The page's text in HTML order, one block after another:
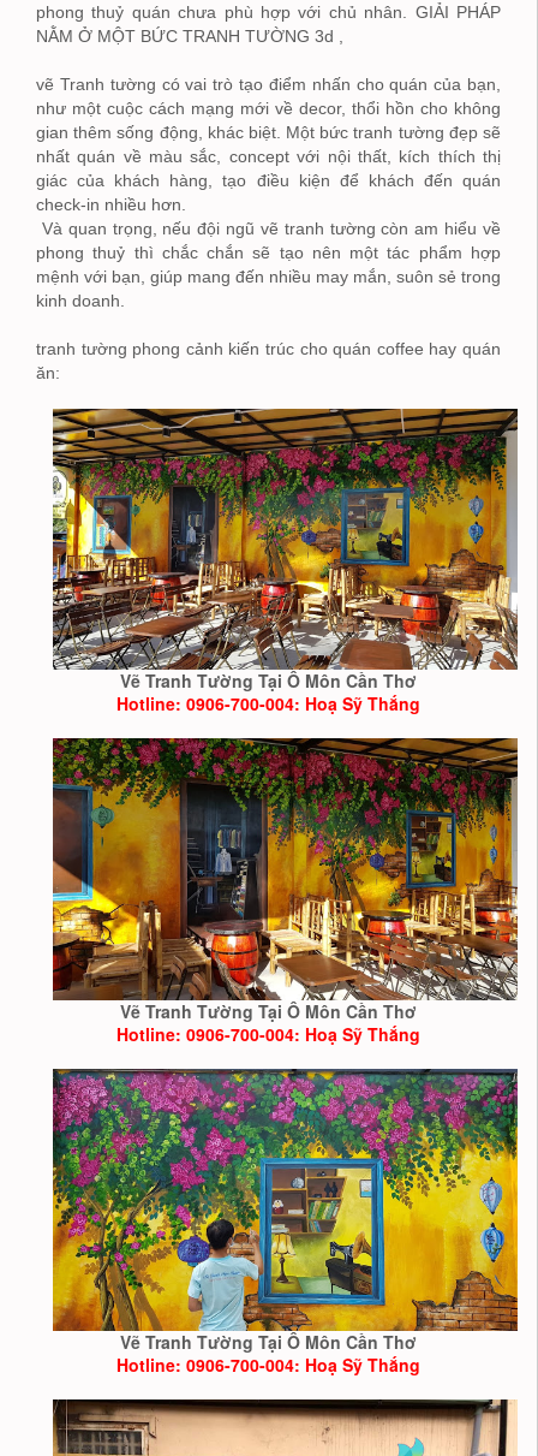
phong thuỷ quán chưa phù hợp với chủ nhân. GIẢI PHÁP
NẰM Ở MỘT BỨC TRANH TƯỜNG 3d ,
vẽ Tranh tường có vai trò tạo điểm nhấn cho quán của bạn,
như một cuộc cách mạng mới về decor, thổi hồn cho không
gian thêm sống động, khác biệt. Một bức tranh tường đẹp sẽ
nhất quán về màu sắc, concept với nội thất, kích thích thị
giác của khách hàng, tạo điều kiện để khách đến quán
check-in nhiều hơn.
Và quan trọng, nếu đội ngũ vẽ tranh tường còn am hiểu về
phong thuỷ thì chắc chắn sẽ tạo nên một tác phẩm hợp
mệnh với bạn, giúp mang đến nhiều may mắn, suôn sẻ trong
kinh doanh.
tranh tường phong cảnh kiến trúc cho quán coffee hay quán
ăn:
Vẽ Tranh Tường Tại Ô Môn Cần Thơ
Hotline: 0906-700-004: Hoạ Sỹ Thắng
Vẽ Tranh Tường Tại Ô Môn Cần Thơ
Hotline: 0906-700-004: Hoạ Sỹ Thắng
Vẽ Tranh Tường Tại Ô Môn Cần Thơ
Hotline: 0906-700-004: Hoạ Sỹ Thắng